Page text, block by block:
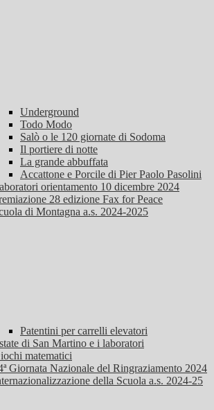
Underground
Todo Modo
Salò o le 120 giornate di Sodoma
Il portiere di notte
La grande abbuffata
Accattone e Porcile di Pier Paolo Pasolini
orientamento 10 dicembre 2024
28 edizione Fax for Peace
di Montagna a.s. 2024-2025
Patentini per carrelli elevatori
di San Martino e i laboratori
matematici
Giornata Nazionale del Ringraziamento 2024
della Scuola a.s. 2024-25